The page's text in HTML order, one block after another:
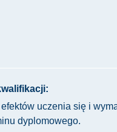
uczenia się i
dyplomowego.